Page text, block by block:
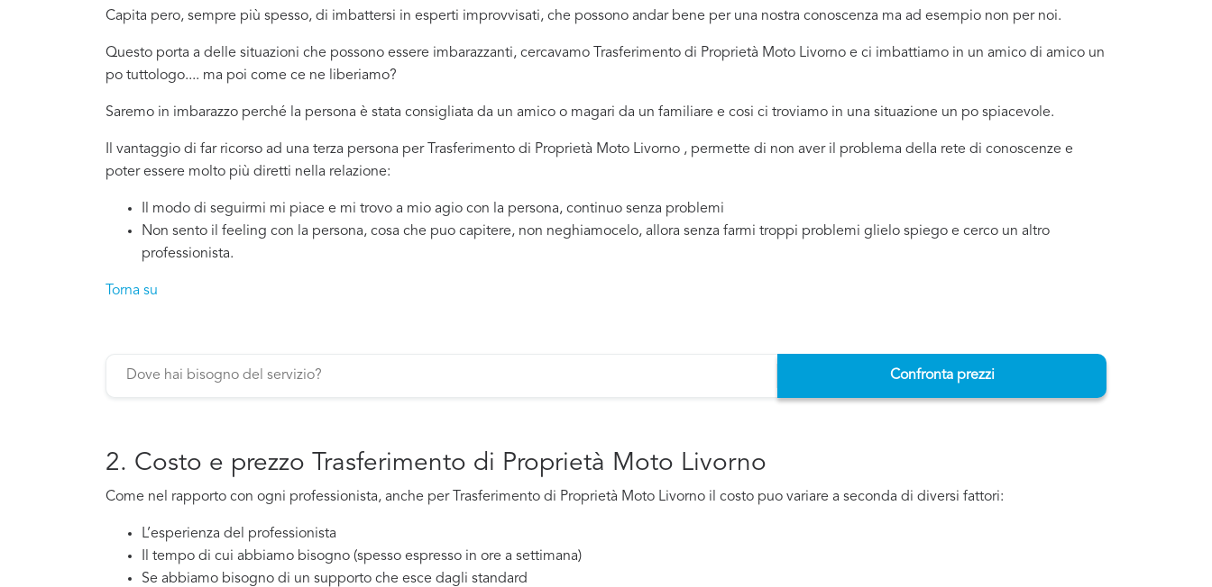
Capita pero, sempre più spesso, di imbattersi in esperti improvvisati, che possono andar bene per una nostra conoscenza ma ad esempio non per noi.
Questo porta a delle situazioni che possono essere imbarazzanti, cercavamo Trasferimento di Proprietà Moto Livorno e ci imbattiamo in un amico di amico un
po tuttologo.... ma poi come ce ne liberiamo?
Saremo in imbarazzo perché la persona è stata consigliata da un amico o magari da un familiare e cosi ci troviamo in una situazione un po spiacevole.
Il vantaggio di far ricorso ad una terza persona per Trasferimento di Proprietà Moto Livorno , permette di non aver il problema della rete di conoscenze e
poter essere molto più diretti nella relazione:
Il modo di seguirmi mi piace e mi trovo a mio agio con la persona, continuo senza problemi
Non sento il feeling con la persona, cosa che puo capitere, non neghiamocelo, allora senza farmi troppi problemi glielo spiego e cerco un altro
professionista.
Torna su
Confronta prezzi
2. Costo e prezzo Trasferimento di Proprietà Moto Livorno
Come nel rapporto con ogni professionista, anche per Trasferimento di Proprietà Moto Livorno il costo puo variare a seconda di diversi fattori:
L’esperienza del professionista
Il tempo di cui abbiamo bisogno (spesso espresso in ore a settimana)
Se abbiamo bisogno di un supporto che esce dagli standard